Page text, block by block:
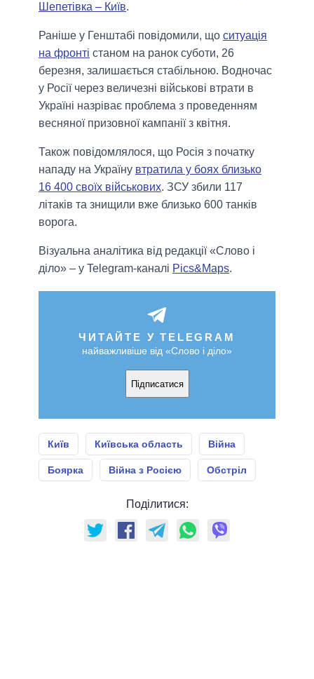
Шепетівка – Київ.
Раніше у Генштабі повідомили, що ситуація
на фронті станом на ранок суботи, 26
березня, залишається стабільною. Водночас
у Росії через величезні військові втрати в
Україні назріває проблема з проведенням
весняної призовної кампанії з квітня.
Також повідомлялося, що Росія з початку
нападу на Україну втратила у боях близько
16 400 своїх військових. ЗСУ збили 117
літаків та знищили вже близько 600 танків
ворога.
Візуальна аналітика від редакції «Слово і
діло» – у Telegram-каналі Pics&Maps.
ЧИТАЙТЕ У TELEGRAM
найважливіше від «Слово і діло»
Підписатися
Київ Київська область Війна
Боярка Війна з Росією Обстріл
Поділитися: